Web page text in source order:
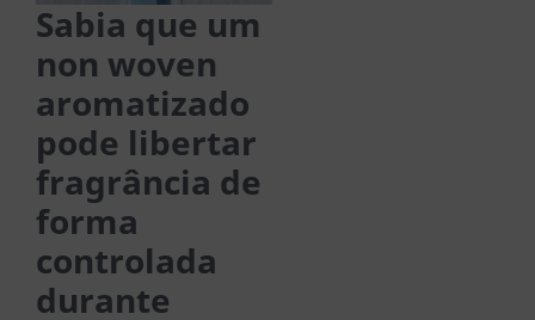
Sabia que um
non woven
aromatizado
pode libertar
fragrância de
forma
controlada
durante